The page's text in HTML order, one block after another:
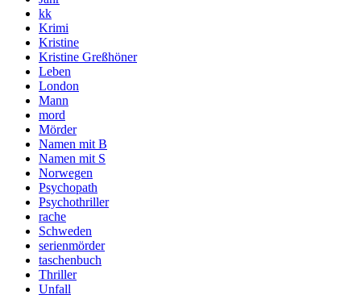
kk
Krimi
Kristine
Kristine Greßhöner
Leben
London
Mann
mord
Mörder
Namen mit B
Namen mit S
Norwegen
Psychopath
Psychothriller
rache
Schweden
serienmörder
taschenbuch
Thriller
Unfall